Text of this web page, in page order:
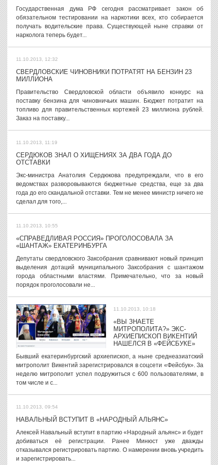
Государственная дума РФ сегодня рассматривает закон об
обязательном тестировании на наркотики всех, кто собирается
получать водительские права. Существующей ныне справки от
нарколога теперь будет...
11.10.2013, 12:32
СВЕРДЛОВСКИЕ ЧИНОВНИКИ ПОТРАТЯТ НА БЕНЗИН 23
МИЛЛИОНА
Правительство Свердловской области объявило конкурс на
поставку бензина для чиновничьих машин. Бюджет потратит на
топливо для правительственных кортежей 23 миллиона рублей.
Заказ на поставку...
11.10.2013, 11:19
СЕРДЮКОВ ЗНАЛ О ХИЩЕНИЯХ ЗА ДВА ГОДА ДО
ОТСТАВКИ
Экс-министра Анатолия Сердюкова предупреждали, что в его
ведомствах разворовываются бюджетные средства, еще за два
года до его скандальной отставки. Тем не менее министр ничего не
сделал для того,...
11.10.2013, 10:55
«СПРАВЕДЛИВАЯ РОССИЯ» ПРОГОЛОСОВАЛА ЗА
«ШАНТАЖ» ЕКАТЕРИНБУРГА
Депутаты свердловского Заксобрания сравнивают новый принцип
выделения дотаций муниципального Заксобрания с шантажом
города областными властями. Примечательно, что за новый
порядок проголосовали не...
11.10.2013, 10:18
«ВЫ ЗНАЕТЕ
МИТРОПОЛИТА?» ЭКС-
АРХИЕПИСКОП ВИКЕНТИЙ
НАШЕЛСЯ В «ФЕЙСБУКЕ»
Бывший екатеринбургский архиепископ, а ныне среднеазиатский
митрополит Викентий зарегистрировался в соцсети «Фейсбук». За
неделю митрополит успел подружиться с 600 пользователями, в
том числе и с...
11.10.2013, 09:54
НАВАЛЬНЫЙ ВСТУПИТ В «НАРОДНЫЙ АЛЬЯНС»
Алексей Навальный вступит в партию «Народный альянс» и будет
добиваться её регистрации. Ранее Минюст уже дважды
отказывался регистрировать партию. О намерении вновь учредить
и зарегистрировать...